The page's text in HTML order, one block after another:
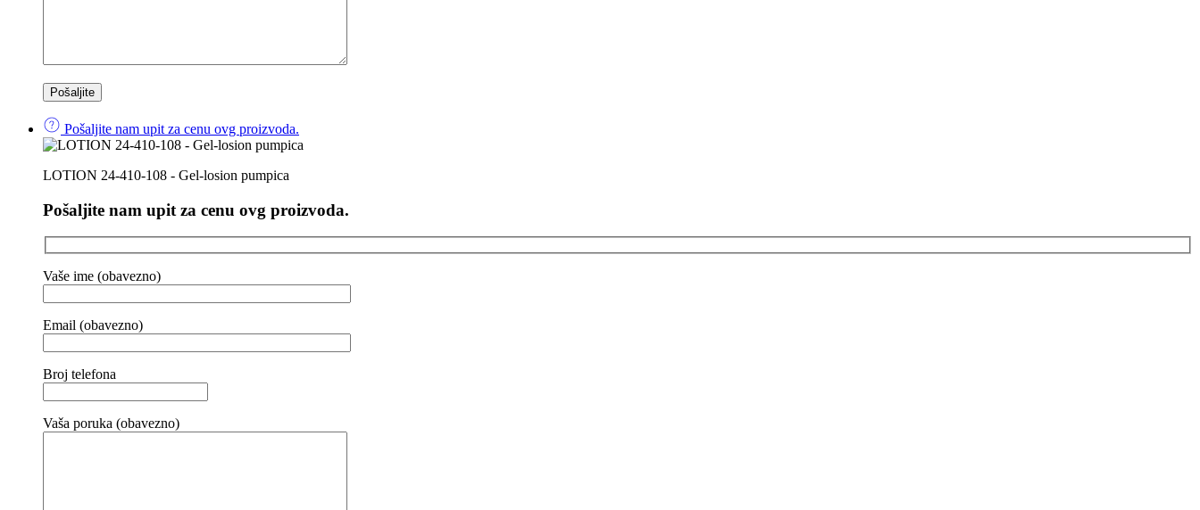
Pošaljite nam upit za cenu ovg proizvoda.
LOTION 24-410-108 - Gel-losion pumpica
Pošaljite nam upit za cenu ovg proizvoda.
Vaše ime (obavezno)
Email (obavezno)
Broj telefona
Vaša poruka (obavezno)